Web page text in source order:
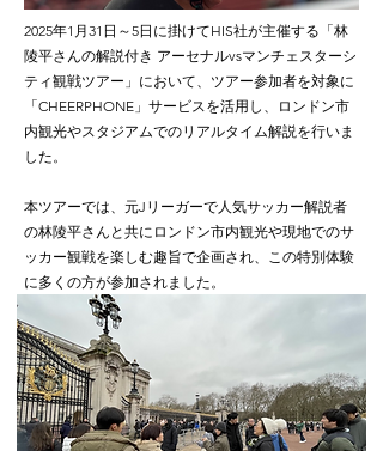
2025年1月31日～5日に掛けてHIS社が主催する「林
陵平さんの解説付き アーセナルvsマンチェスターシ
ティ観戦ツアー」において、ツアー参加者を対象に
「CHEERPHONE」サービスを活用し、ロンドン市
内観光やスタジアムでのリアルタイム解説を行いま
した。
本ツアーでは、元Jリーガーで人気サッカー解説者
の林陵平さんと共にロンドン市内観光や現地でのサ
ッカー観戦を楽しむ趣旨で企画され、この特別体験
に多くの方が参加されました。